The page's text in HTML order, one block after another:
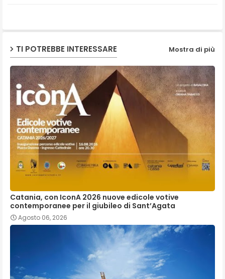
TI POTREBBE INTERESSARE Mostra di più
Catania, con IconA 2026 nuove edicole votive
contemporanee per il giubileo di Sant’Agata
Agosto 06, 2026